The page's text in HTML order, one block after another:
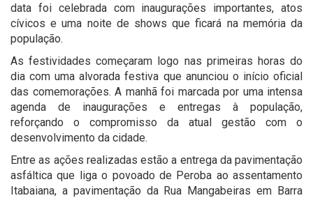
data foi celebrada com inaugurações importantes, atos
cívicos e uma noite de shows que ficará na memória da
população.
As festividades começaram logo nas primeiras horas do
dia com uma alvorada festiva que anunciou o início oficial
das comemorações. A manhã foi marcada por uma intensa
agenda de inaugurações e entregas à população,
reforçando o compromisso da atual gestão com o
desenvolvimento da cidade.
Entre as ações realizadas estão a entrega da pavimentação
asfáltica que liga o povoado de Peroba ao assentamento
Itabaiana, a pavimentação da Rua Mangabeiras em Barra